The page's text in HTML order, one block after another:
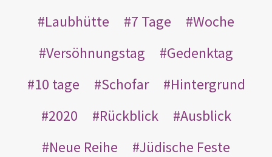
Laubhütte
7 Tage
Woche
Versöhnungstag
Gedenktag
10 tage
Schofar
Hintergrund
2020
Rückblick
Ausblick
Neue Reihe
Jüdische Feste